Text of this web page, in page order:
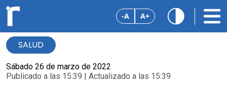
-A A+
SALUD
Sábado 26 de marzo de 2022
Publicado a las 15:39 | Actualizado a las 15:39